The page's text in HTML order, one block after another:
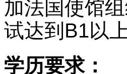
加法国使馆
试达到B1以上
学历要求：